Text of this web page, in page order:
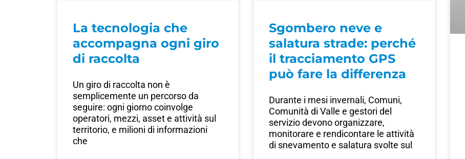
La tecnologia che
accompagna ogni giro
di raccolta
Un giro di raccolta non è
semplicemente un percorso da
seguire: ogni giorno coinvolge
operatori, mezzi, asset e attività sul
territorio, e milioni di informazioni
che
Sgombero neve e
salatura strade: perché
il tracciamento GPS
può fare la differenza
Durante i mesi invernali, Comuni,
Comunità di Valle e gestori del
servizio devono organizzare,
monitorare e rendicontare le attività
di snevamento e salatura svolte sul